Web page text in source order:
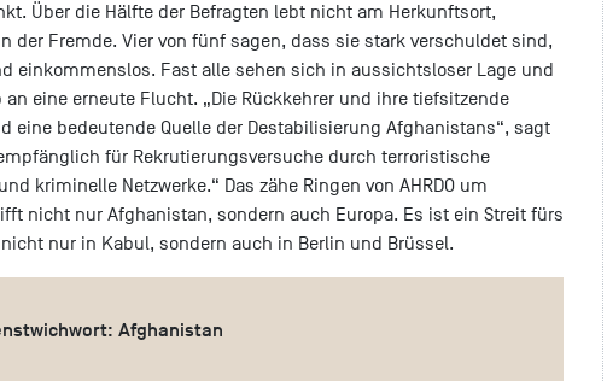
Über die Hälfte der Befragten lebt nicht am Herkunftsort,
der Fremde. Vier von fünf sagen, dass sie stark verschuldet sind,
einkommenslos. Fast alle sehen sich in aussichtsloser Lage und
an eine erneute Flucht. „Die Rückkehrer und ihre tiefsitzende
eine bedeutende Quelle der Destabilisierung Afghanistans“, sagt
für Rekrutierungsversuche durch terroristische
kriminelle Netzwerke.“ Das zähe Ringen von AHRDO um
nicht nur Afghanistan, sondern auch Europa. Es ist ein Streit fürs
nur in Kabul, sondern auch in Berlin und Brüssel.
Afghanistan